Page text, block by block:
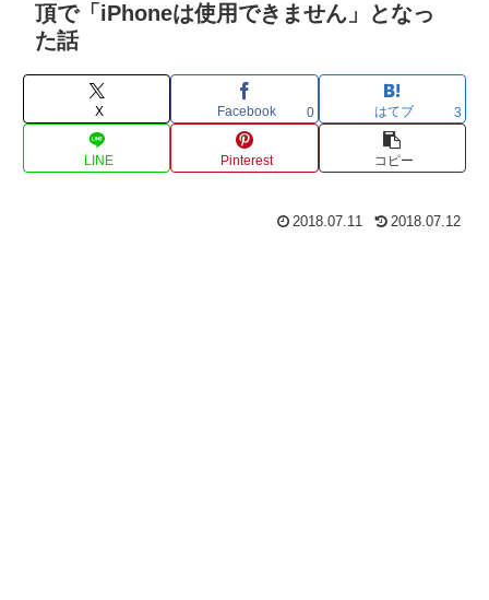
頂で「iPhoneは使用できません」となっ
た話
X Facebook 0 はてブ 3
LINE Pinterest コピー
2018.07.11 2018.07.12